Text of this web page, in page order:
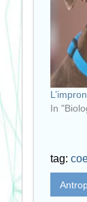
In
tag: